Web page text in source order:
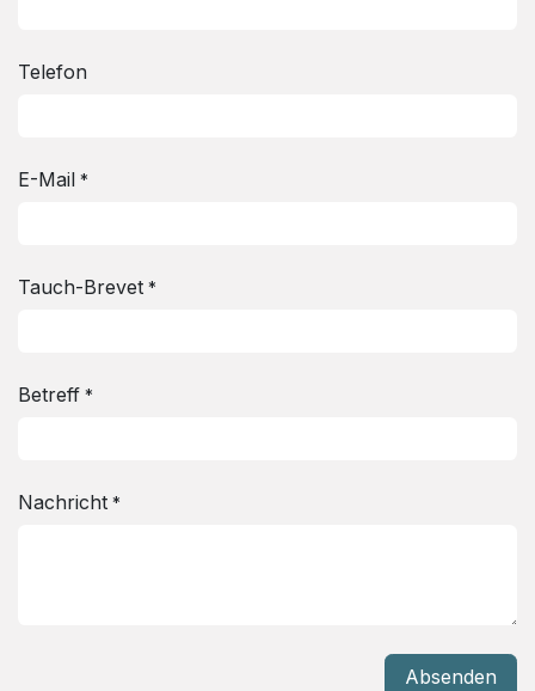
Telefon
E-Mail *
Tauch-Brevet *
Betreff *
Nachricht *
Absenden